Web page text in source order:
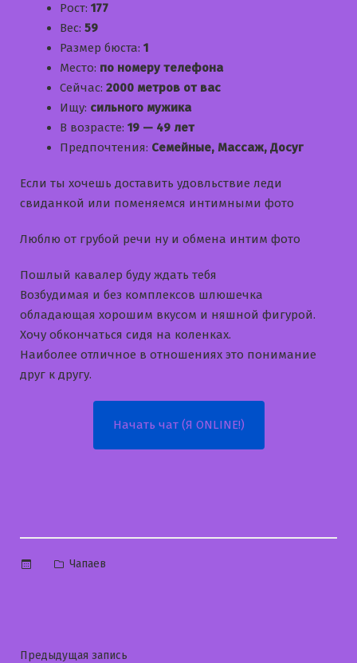
Рост: 177
Вес: 59
Размер бюста: 1
Место: по номеру телефона
Сейчас: 2000 метров от вас
Ищу: сильного мужика
В возрасте: 19 — 49 лет
Предпочтения: Семейные, Массаж, Досуг
Если ты хочешь доставить удовльствие леди
свиданкой или поменяемся интимными фото
Люблю от грубой речи ну и обмена интим фото
Пошлый кавалер буду ждать тебя
Возбудимая и без комплексов шлюшечка
обладающая хорошим вкусом и няшной фигурой.
Хочу обкончаться сидя на коленках.
Наиболее отличное в отношениях это понимание
друг к другу.
Начать чат (Я ONLINE!)
Опубликовано
Чапаев
Предыдущая запись